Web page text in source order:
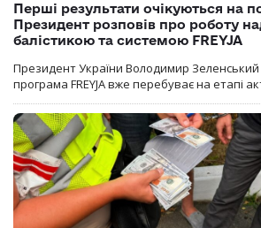
Перші результати очікуються на
Президент розповів про роботу
балістикою та системою FREYJA
Президент України Володимир
програма FREYJA вже перебуває на етапі